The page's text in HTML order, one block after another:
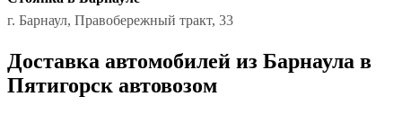
г. Барнаул, Правобережный тракт, 33
Доставка автомобилей из Барнаула в
Пятигорск автовозом